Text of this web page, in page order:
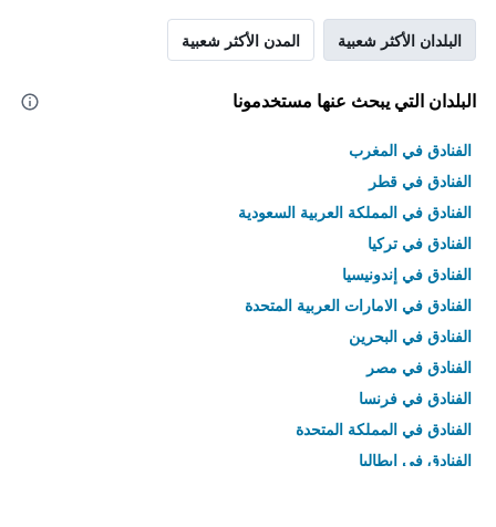
البلدان الأكثر شعبية المدن الأكثر شعبية
البلدان التي يبحث عنها مستخدمونا
الفنادق في المغرب
الفنادق في قطر
الفنادق في المملكة العربية السعودية
الفنادق في تركيا
الفنادق في إندونيسيا
الفنادق في الامارات العربية المتحدة
الفنادق في البحرين
الفنادق في مصر
الفنادق في فرنسا
الفنادق في المملكة المتحدة
الفنادق في إيطاليا